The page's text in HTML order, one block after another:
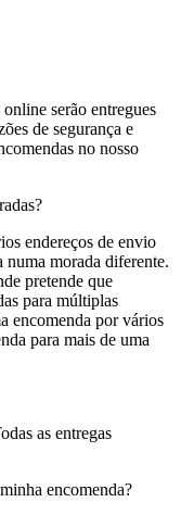
serão entregues
de segurança e
no nosso
endereços de envio
numa morada diferente.
pretende que
para múltiplas
encomenda por vários
para mais de uma
as entregas
encomenda?